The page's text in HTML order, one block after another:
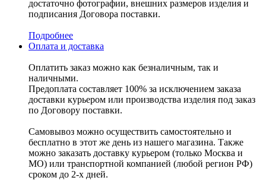
достаточно фотографии, внешних размеров изделия и
подписания Договора поставки.
Подробнее
Оплата и доставка
Оплатить заказ можно как безналичным, так и
наличными.
Предоплата составляет 100% за исключением заказа
доставки курьером или производства изделия под заказ
по Договору поставки.
Самовывоз можно осуществить самостоятельно и
бесплатно в этот же день из нашего магазина. Также
можно заказать доставку курьером (только Москва и
МО) или транспортной компанией (любой регион РФ)
сроком до 2-х дней.